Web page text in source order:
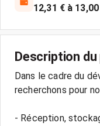
12,31 € à
Description
Dans le cadre du
recherchons pour
- Réception,